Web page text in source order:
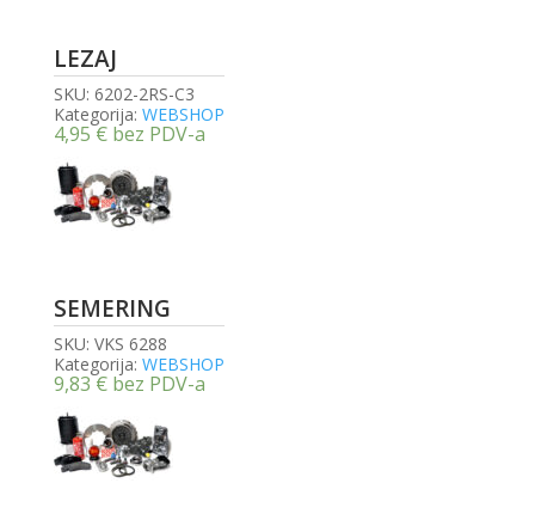
LEZAJ
SKU: 6202-2RS-C3
Kategorija: WEBSHOP
4,95€ bez PDV-a
SEMERING
SKU: VKS 6288
Kategorija: WEBSHOP
9,83€ bez PDV-a